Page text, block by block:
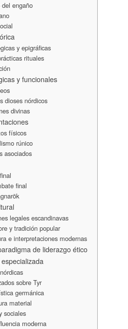
engaño
y epigráficas
rituales
y funcionales
dioses nórdicos
divinas
físicos
rúnico
asociados
final
legales escandinavas
y tradición popular
e interpretaciones modernas
de liderazgo ético
sobre Tyr
germánica
material
sociales
moderna